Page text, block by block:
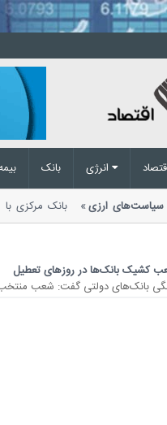
بانک
سیاست‌های ارزی
بانک مرکزی
کشیک بانک‌ها در روزهای تعطیل
بانک‌های دولتی گفت: شعب منتخب